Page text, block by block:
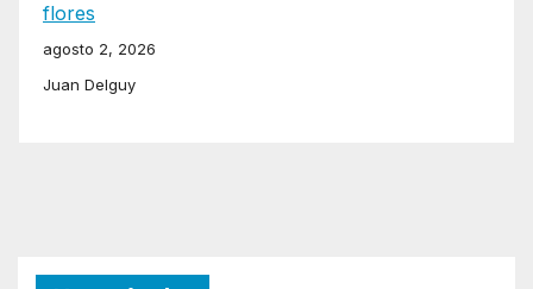
flores
agosto 2, 2026
Juan Delguy